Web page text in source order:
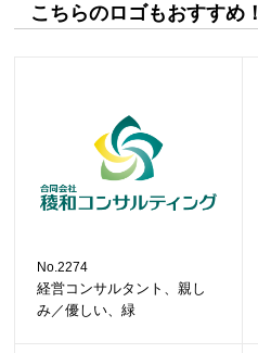
こちらのロゴもおすすめ！
No.2274
経営コンサルタント、親し
み／優しい、緑